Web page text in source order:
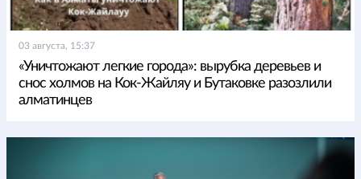
03 августа, 15:37
«Уничтожают легкие города»: вырубка деревьев и
снос холмов на Кок-Жайляу и Бутаковке разозлили
алматинцев